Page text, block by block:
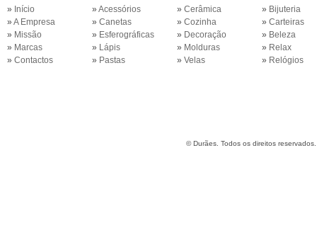
» Início
» A Empresa
» Missão
» Marcas
» Contactos
» Acessórios
» Canetas
» Esferográficas
» Lápis
» Pastas
» Cerâmica
» Cozinha
» Decoração
» Molduras
» Velas
» Bijuteria
» Carteiras
» Beleza
» Relax
» Relógios
©Durães. Todos os direitos